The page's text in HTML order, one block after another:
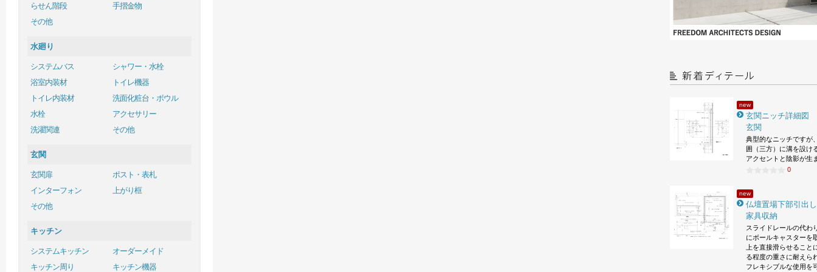
らせん階段
手摺金物
その他
水廻り
システムバス
シャワー・水栓
浴室内装材
トイレ機器
トイレ内装材
洗面化粧台・ボウル
水栓
アクセサリー
洗濯関連
その他
玄関
玄関扉
ポスト・表札
インターフォン
上がり框
その他
キッチン
システムキッチン
オーダーメイド
キッチン周り
キッチン機器
new
玄関ニッチ詳細図
玄関
典型的なニッチですが
囲（三方）に溝を設け
アクセントと陰影が生
0
new
仏壇置場下部引出
家具収納
スライドレールの代わ
にボールキャスターを
上を直接滑らせること
る程度の重さに耐えら
フレキシブルな使用を